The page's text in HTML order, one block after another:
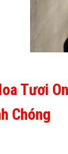
Tươi
Chóng